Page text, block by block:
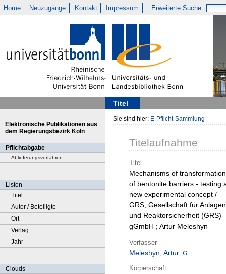
Home Neuzugänge Kontakt Impressum Erweiterte Suche
Titel
Elektronische Publikationen aus
dem Regierungsbezirk Köln
Pflichtabgabe
Ablieferungsverfahren
Listen
Titel
Autor / Beteiligte
Ort
Verlag
Jahr
Clouds
Sie sind hier: E-Pflicht-Sammlung
Titelaufnahme
Titel
Mechanisms of transformation
of bentonite barriers - testing
new experimental concept /
GRS, Gesellschaft für Anlagen
und Reaktorsicherheit (GRS)
gGmbH ; Artur Meleshyn
Verfasser
Meleshyn, Artur
Körperschaft